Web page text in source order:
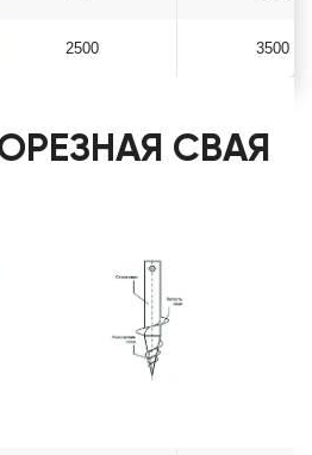
2500 3500
СВАЯ